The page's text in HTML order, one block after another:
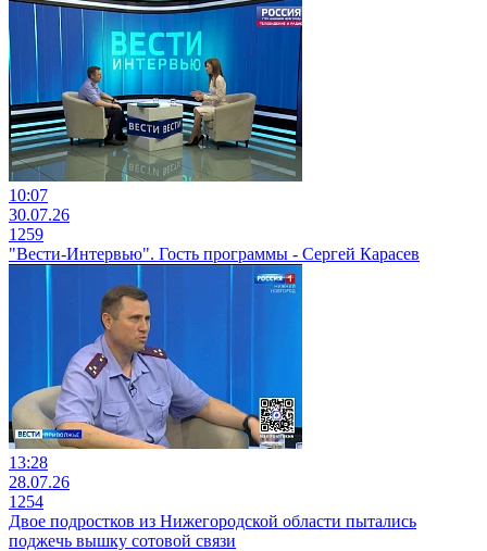
10:07
30.07.26
1259
"Вести-Интервью". Гость программы - Сергей Карасев
13:28
28.07.26
1254
Двое подростков из Нижегородской области пытались
поджечь вышку сотовой связи